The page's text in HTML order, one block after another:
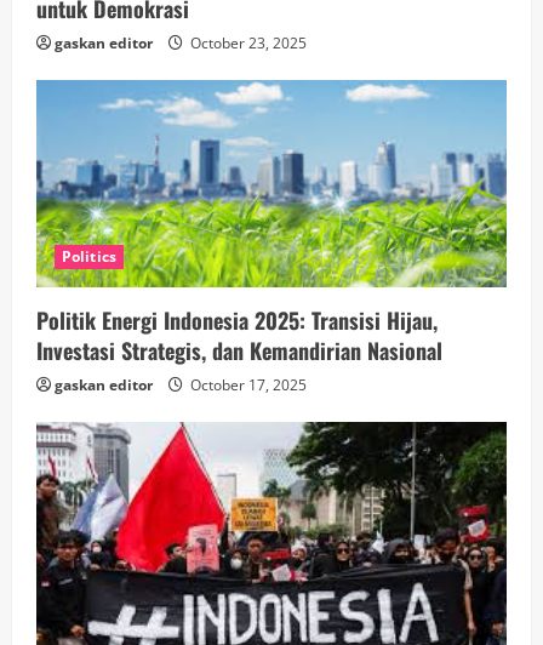
untuk Demokrasi
gaskan editor October 23, 2025
Politics
Politik Energi Indonesia 2025: Transisi Hijau,
Investasi Strategis, dan Kemandirian Nasional
gaskan editor October 17, 2025